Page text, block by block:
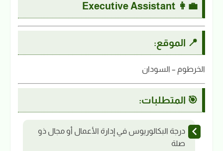
👩‍💼
Executive Assistant
📍 الموقع:
الخرطوم – السودان
🎯 المتطلبات:
درجة البكالوريوس في إدارة الأعمال أو مجال ذو
صلة